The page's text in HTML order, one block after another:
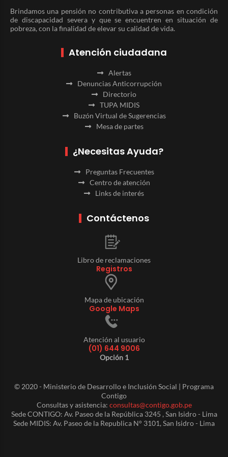
Brindamos una pensión no contributiva a personas en condición
de discapacidad severa y que se encuentren en situación de
pobreza, con la finalidad de elevar su calidad de vida.
Atención ciudadana
Alertas
Denuncias Anticorrupción
Directorio
TUPA MIDIS
Buzón Virtual de Sugerencias
Mesa de partes
¿Necesitas Ayuda?
Preguntas Frecuentes
Centro de atención
Links de interés
Contáctenos
Libro de reclamaciones
Registros
Mapa de ubicación
Google Maps
Atención al usuario
(01) 644 9006
Opción 1
© 2020 - Ministerio de Desarrollo e Inclusión Social | Programa
Contigo
Consultas y asistencia: consultas@contigo.gob.pe
Sede CONTIGO: Av. Paseo de la República 3245 , San Isidro - Lima
Sede MIDIS: Av. Paseo de la Republica N° 3101, San Isidro - Lima